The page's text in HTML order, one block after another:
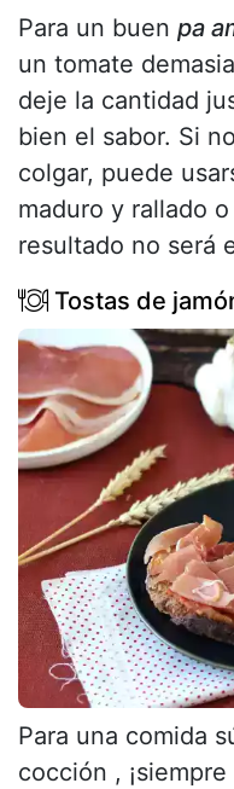
Para un buen pa
un tomate
deje la cantidad
bien el sabor. Si
colgar, puede
maduro y rallado
resultado no será
Tostas de
Para una comida
cocción ,